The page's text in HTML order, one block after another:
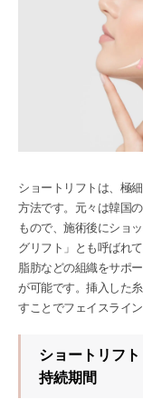
ショートリフトは、極
方法です。元々は韓国
もので、施術後にショ
グリフト」とも呼ばれ
脂肪などの組織をサポ
が可能です。挿入した
すことでフェイスライ
ショートリフ
持続期間